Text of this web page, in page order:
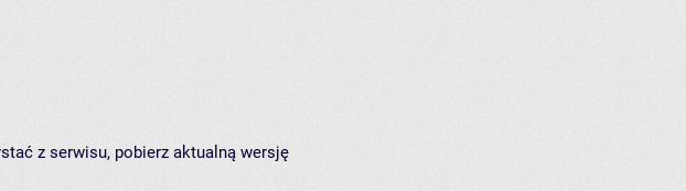
z serwisu, pobierz aktualną wersję